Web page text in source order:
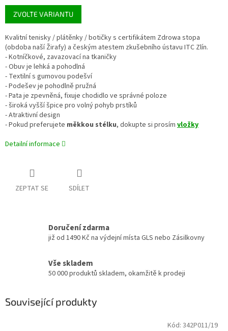
Měrná
cena:
ZVOLTE VARIANTU
Kvalitní tenisky / plátěnky / botičky s certifikátem Zdrowa stopa
(obdoba naší Žirafy) a českým atestem zkušebního ústavu ITC Zlín.
- Kotníčkové, zavazovací na tkaničky
- Obuv je lehká a pohodlná
- Textilní s gumovou podešví
- Podešev je pohodlně pružná
- Pata je zpevněná, fixuje chodidlo ve správné poloze
- široká vyšší špice pro volný pohyb prstíků
- Atraktivní design
- Pokud preferujete měkkou stélku, dokupte si prosím vložky
Detailní informace
ZEPTAT SE SDÍLET
Doručení zdarma
již od 1490 Kč na výdejní místa GLS nebo Zásilkovny
Vše skladem
50 000 produktů skladem, okamžitě k prodeji
Související produkty
Kód: 342P011/19